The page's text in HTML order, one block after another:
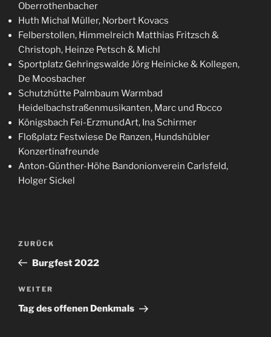
Oberrothenbacher
Huth Michal Müller, Norbert Kovacs
Felberstollen, Himmelreich Matthias Fritzsch &
Christoph, Heinze Petsch & Michl
Sportplatz Gehringswalde Jörg Heinicke & Kollegen,
De Moosbacher
Schutzhütte Palmbaum Warmbad
Heidelbachstraßenmusikanten, Marc und Rocco
Königsbach Fei-ErzmundArt, Ina Schirmer
Floßplatz Festwiese De Ranzen, Hundshübler
Konzertinafreunde
Anton-Günther-Höhe Bandonionverein Carlsfeld,
Holger Sickel
Beitragsnavigation
Vorheriger
Beitrag
ZURÜCK
Burgfest 2022
Nächster
Beitrag
WEITER
Tag des offenen Denkmals